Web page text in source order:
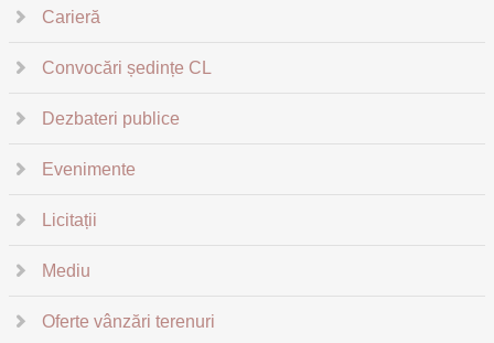
Carieră
Convocări ședințe CL
Dezbateri publice
Evenimente
Licitații
Mediu
Oferte vânzări terenuri